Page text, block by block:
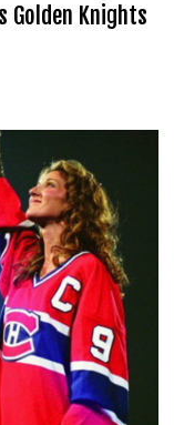
Golden Knights